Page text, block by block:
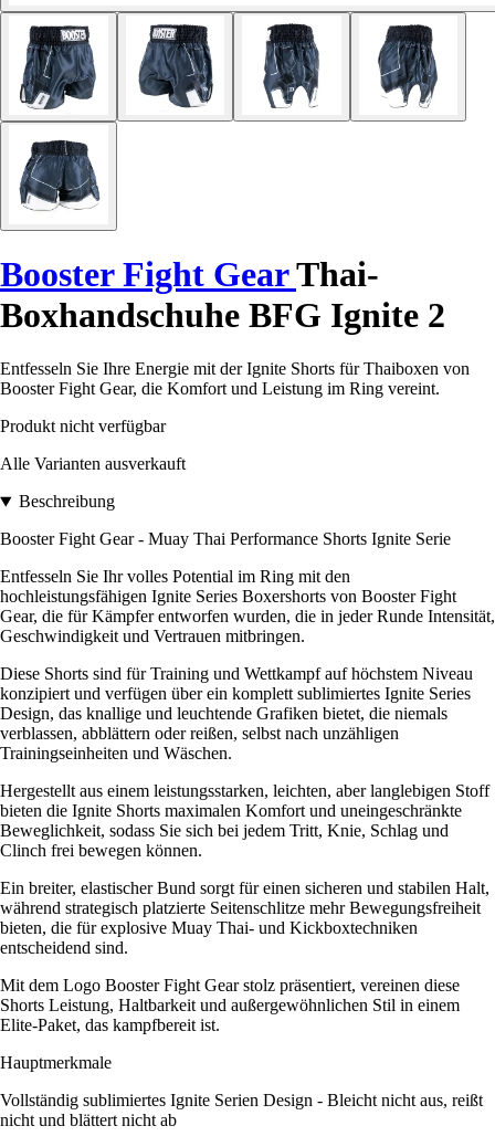
Booster Fight GearThai-
Boxhandschuhe BFG Ignite 2
Entfesseln Sie Ihre Energie mit der Ignite Shorts für Thaiboxen von
Booster Fight Gear, die Komfort und Leistung im Ring vereint.
Produkt nicht verfügbar
Alle Varianten ausverkauft
Beschreibung
Booster Fight Gear - Muay Thai Performance Shorts Ignite Serie
Entfesseln Sie Ihr volles Potential im Ring mit den
hochleistungsfähigen Ignite Series Boxershorts von Booster Fight
Gear, die für Kämpfer entworfen wurden, die in jeder Runde Intensität,
Geschwindigkeit und Vertrauen mitbringen.
Diese Shorts sind für Training und Wettkampf auf höchstem Niveau
konzipiert und verfügen über ein komplett sublimiertes Ignite Series
Design, das knallige und leuchtende Grafiken bietet, die niemals
verblassen, abblättern oder reißen, selbst nach unzähligen
Trainingseinheiten und Wäschen.
Hergestellt aus einem leistungsstarken, leichten, aber langlebigen Stoff
bieten die Ignite Shorts maximalen Komfort und uneingeschränkte
Beweglichkeit, sodass Sie sich bei jedem Tritt, Knie, Schlag und
Clinch frei bewegen können.
Ein breiter, elastischer Bund sorgt für einen sicheren und stabilen Halt,
während strategisch platzierte Seitenschlitze mehr Bewegungsfreiheit
bieten, die für explosive Muay Thai- und Kickboxtechniken
entscheidend sind.
Mit dem Logo Booster Fight Gear stolz präsentiert, vereinen diese
Shorts Leistung, Haltbarkeit und außergewöhnlichen Stil in einem
Elite-Paket, das kampfbereit ist.
Hauptmerkmale
Vollständig sublimiertes Ignite Serien Design - Bleicht nicht aus, reißt
nicht und blättert nicht ab